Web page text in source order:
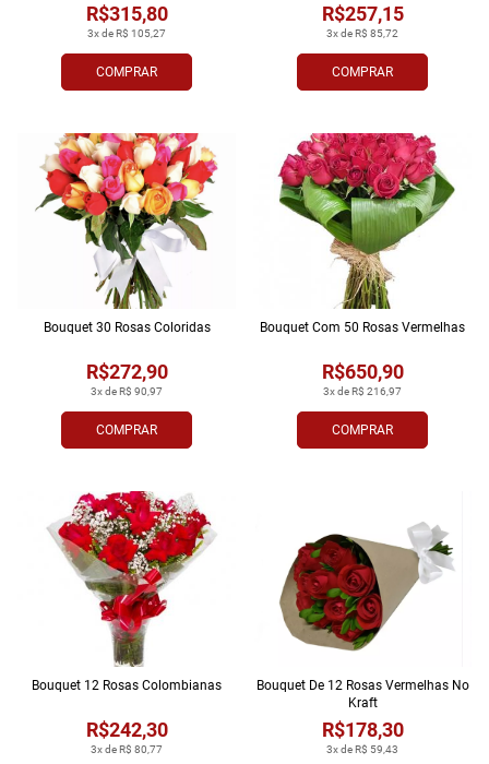
COMPRAR
3x de R$ 105,27
R$315,80
COMPRAR
3x de R$ 85,72
R$257,15
COMPRAR
3x de R$ 90,97
R$272,90
Bouquet 30 Rosas Coloridas
COMPRAR
3x de R$ 216,97
R$650,90
Bouquet Com 50 Rosas Vermelhas
3x de R$ 80,77
R$242,30
Bouquet 12 Rosas Colombianas
3x de R$ 59,43
R$178,30
Bouquet De 12 Rosas Vermelhas No
Kraft